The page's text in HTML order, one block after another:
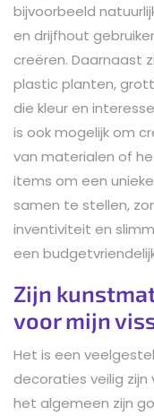
bijvoorbeeld
en drijfhout
creëren. Daarnaast
plastic planten,
die kleur en
is ook mogelijk om
van materialen of
items om een
samen te stellen,
inventiviteit en
een
Zijn
voor mijn
Het is een
decoraties veilig zijn
het algemeen zijn